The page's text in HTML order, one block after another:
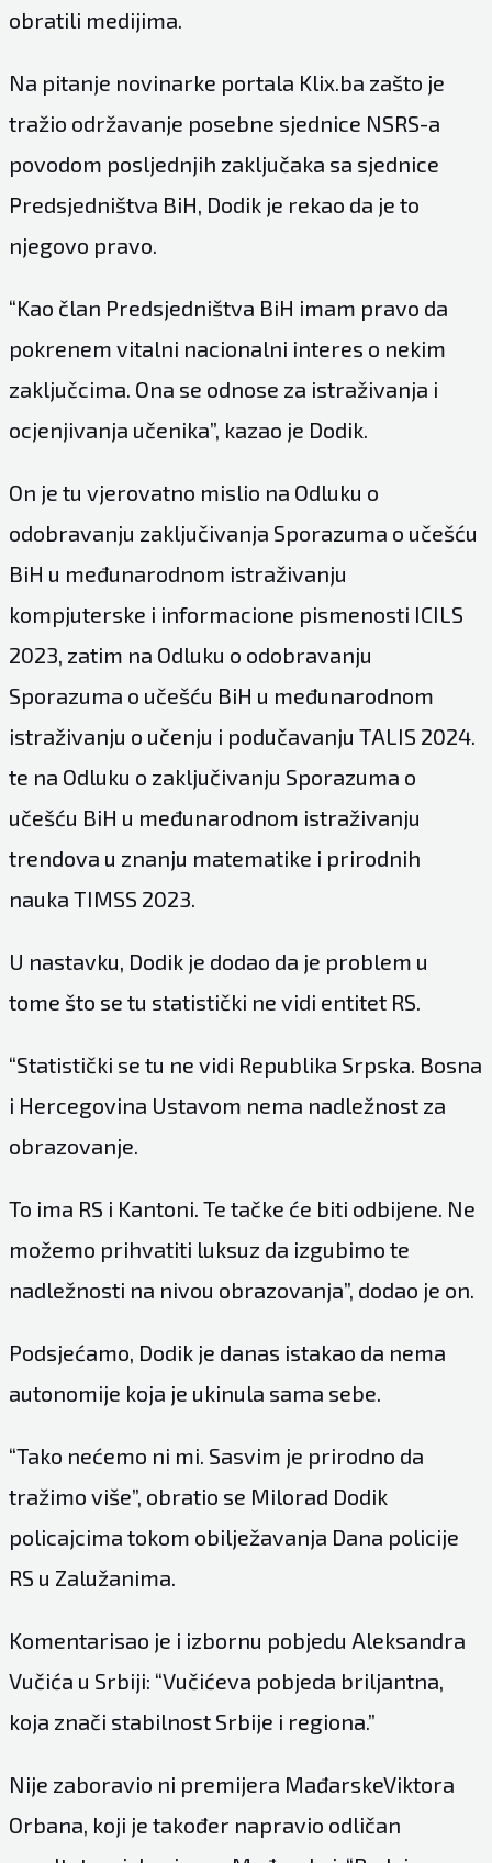
obratili medijima.
Na pitanje novinarke portala Klix.ba zašto je
tražio održavanje posebne sjednice NSRS-a
povodom posljednjih zaključaka sa sjednice
Predsjedništva BiH, Dodik je rekao da je to
njegovo pravo.
“Kao član Predsjedništva BiH imam pravo da
pokrenem vitalni nacionalni interes o nekim
zaključcima. Ona se odnose za istraživanja i
ocjenjivanja učenika”, kazao je Dodik.
On je tu vjerovatno mislio na Odluku o
odobravanju zaključivanja Sporazuma o učešću
BiH u međunarodnom istraživanju
kompjuterske i informacione pismenosti ICILS
2023, zatim na Odluku o odobravanju
Sporazuma o učešću BiH u međunarodnom
istraživanju o učenju i podučavanju TALIS 2024.
te na Odluku o zaključivanju Sporazuma o
učešću BiH u međunarodnom istraživanju
trendova u znanju matematike i prirodnih
nauka TIMSS 2023.
U nastavku, Dodik je dodao da je problem u
tome što se tu statistički ne vidi entitet RS.
“Statistički se tu ne vidi Republika Srpska. Bosna
i Hercegovina Ustavom nema nadležnost za
obrazovanje.
To ima RS i Kantoni. Te tačke će biti odbijene. Ne
možemo prihvatiti luksuz da izgubimo te
nadležnosti na nivou obrazovanja”, dodao je on.
Podsjećamo, Dodik je danas istakao da nema
autonomije koja je ukinula sama sebe.
“Tako nećemo ni mi. Sasvim je prirodno da
tražimo više”, obratio se Milorad Dodik
policajcima tokom obilježavanja Dana policije
RS u Zalužanima.
Komentarisao je i izbornu pobjedu Aleksandra
Vučića u Srbiji: “Vučićeva pobjeda briljantna,
koja znači stabilnost Srbije i regiona.”
Nije zaboravio ni premijera MađarskeViktora
Orbana, koji je također napravio odličan